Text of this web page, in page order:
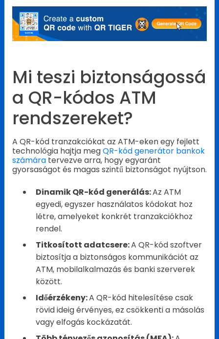
Mi teszi biztonságossá
a QR-kódos ATM
rendszereket?
A QR-kód tranzakciókat az ATM-eken egy fejlett
technológia hajtja megQR-kód generátor bankok
számára tervezve arra, hogy egyaránt
gyorsaságot és magas szintű biztonságot nyújtson.
Dinamik QR-kód generálás:Az ATM
egyedi, egyszer használatos kódokat hoz
létre, amelyeket konkrét tranzakciókhoz
rendel.
Titkosított adatcsere:A QR-kód szoftver
biztosítja a biztonságos kommunikációt az
ATM, mobilalkalmazás és banki szerverek
között.
Időérzékeny:A QR-kód hitelesítése csak
rövid ideig érvényes, ez csökkenti a másolás
vagy elfogás kockázatát.